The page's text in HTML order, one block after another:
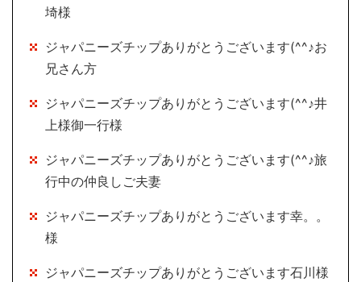
埼様
ジャパニーズチップありがとうございます(^^♪お
兄さん方
ジャパニーズチップありがとうございます(^^♪井
上様御一行様
ジャパニーズチップありがとうございます(^^♪旅
行中の仲良しご夫妻
ジャパニーズチップありがとうございます幸。。
様
ジャパニーズチップありがとうございます石川様